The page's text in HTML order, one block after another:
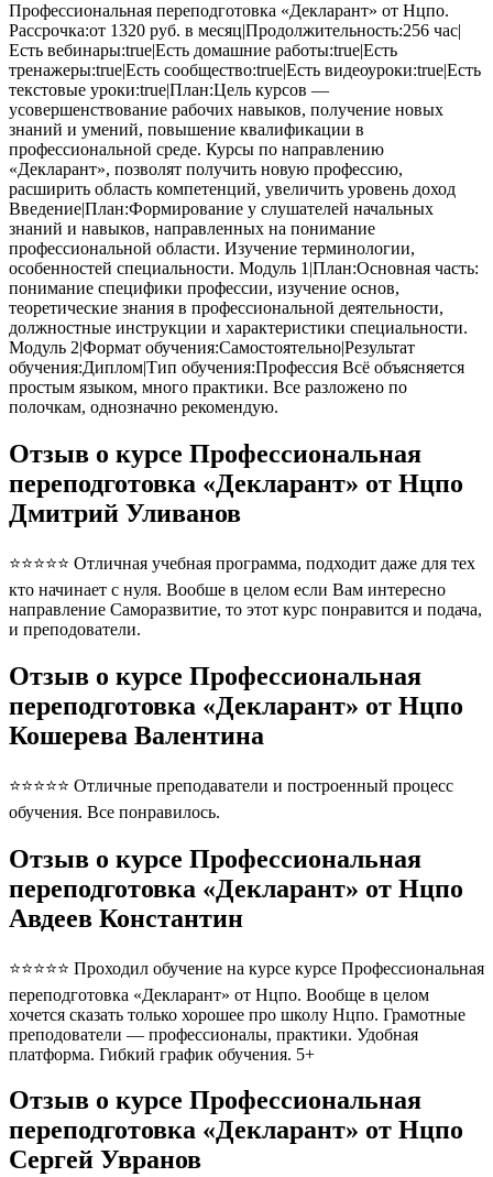
Профессиональная переподготовка «Декларант» от Нцпо.
Рассрочка:от 1320 руб. в месяц|Продолжительность:256 час|
Есть вебинары:true|Есть домашние работы:true|Есть
тренажеры:true|Есть сообщество:true|Есть видеоуроки:true|Есть
текстовые уроки:true|План:Цель курсов —
усовершенствование рабочих навыков, получение новых
знаний и умений, повышение квалификации в
профессиональной среде. Курсы по направлению
«Декларант», позволят получить новую профессию,
расширить область компетенций, увеличить уровень доход
Введение|План:Формирование у слушателей начальных
знаний и навыков, направленных на понимание
профессиональной области. Изучение терминологии,
особенностей специальности. Модуль 1|План:Основная часть:
понимание специфики профессии, изучение основ,
теоретические знания в профессиональной деятельности,
должностные инструкции и характеристики специальности.
Модуль 2|Формат обучения:Самостоятельно|Результат
обучения:Диплом|Тип обучения:Профессия Всё объясняется
простым языком, много практики. Все разложено по
полочкам, однозначно рекомендую.
Отзыв о курсе Профессиональная
переподготовка «Декларант» от Нцпо
Дмитрий Уливанов
⭐⭐⭐⭐⭐ Отличная учебная программа, подходит даже для тех
кто начинает с нуля. Вообше в целом если Вам интересно
направление Саморазвитие, то этот курс понравится и подача,
и преподователи.
Отзыв о курсе Профессиональная
переподготовка «Декларант» от Нцпо
Кошерева Валентина
⭐⭐⭐⭐⭐ Отличные преподаватели и построенный процесс
обучения. Все понравилось.
Отзыв о курсе Профессиональная
переподготовка «Декларант» от Нцпо
Авдеев Константин
⭐⭐⭐⭐⭐ Проходил обучение на курсе курсе Профессиональная
переподготовка «Декларант» от Нцпо. Вообще в целом
хочется сказать только хорошее про школу Нцпо. Грамотные
преподователи — профессионалы, практики. Удобная
платформа. Гибкий график обучения. 5+
Отзыв о курсе Профессиональная
переподготовка «Декларант» от Нцпо
Сергей Увранов